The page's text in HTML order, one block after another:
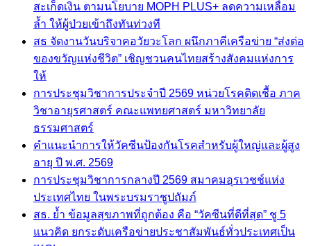
สะเก็ดเงิน ตามนโยบาย MOPH PLUS+ ลดความเหลื่อม
ล้ำ ให้ผู้ป่วยเข้าถึงทันท่วงที
สธ จัดงานวันบริจาคอวัยวะโลก ผนึกภาคีเครือข่าย “ส่งต่อ
ของขวัญแห่งชีวิต” เชิญชวนคนไทยสร้างสังคมแห่งการ
ให้
การประชุมวิชาการประจำปี 2569 หน่วยโรคติดเชื้อ ภาค
วิชาอายุรศาสตร์ คณะแพทยศาสตร์ มหาวิทยาลัย
ธรรมศาสตร์
คำแนะนำการให้วัคซีนป้องกันโรคสำหรับผู้ใหญ่และผู้สูง
อายุ ปี พ.ศ. 2569
การประชุมวิชาการกลางปี 2569 สมาคมอุรเวชช์แห่ง
ประเทศไทย ในพระบรมราชูปถัมภ์
สธ. ย้ำ ข้อมูลสุขภาพที่ถูกต้อง คือ “วัคซีนที่ดีที่สุด” ชู 5
แนวคิด ยกระดับเครือข่ายประชาสัมพันธ์ทั่วประเทศเป็น